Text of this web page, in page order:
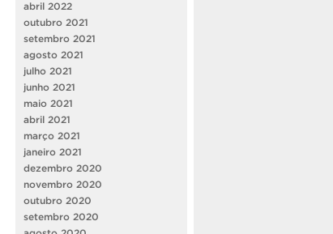
abril 2022
outubro 2021
setembro 2021
agosto 2021
julho 2021
junho 2021
maio 2021
abril 2021
março 2021
janeiro 2021
dezembro 2020
novembro 2020
outubro 2020
setembro 2020